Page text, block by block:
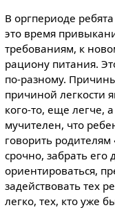
В оргпериоде
это время
требованиям, к
рациону питания.
по-разному.
причиной легкости
кого-то, еще легче,
мучителен, что
говорить родителям
срочно, забрать
ориентироваться,
задействовать тех
легко, тех, кто уже